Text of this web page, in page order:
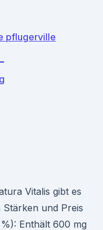
pflugerville
Vitalis gibt es
Stärken und Preis
Enthält 600 mg